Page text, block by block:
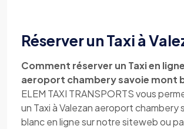
Réserver un Taxi à
Comment réserver un Taxi en
aeroport chambery savoie mont
ELEM TAXI TRANSPORTS vous
un Taxi à Valezan aeroport chambery
blanc en ligne sur notre siteweb ou